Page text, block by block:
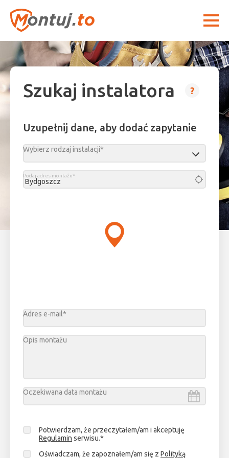
Szukaj instalatora ?
Uzupełnij dane, aby dodać zapytanie
Wybierz rodzaj instalacji*
Podaj adres montażu*
Adres e-mail*
Opis montażu
Oczekiwana data montażu
pn. wt. śr. cz. pt. sob. niedz.
27 28 29 30 31 1
Potwierdzam, że przeczytałem/am i akceptuję
Regulamin serwisu.*
Oświadczam, że zapoznałem/am się z Polityką